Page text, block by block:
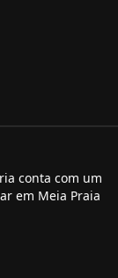
conta com um
em Meia Praia